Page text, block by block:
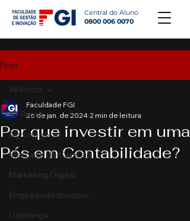
Central do Aluno
0800 006 0070
Post
All Posts
Agronegócio
Mercado de Capitais
Marketing Digital
Empreendedorismo
Liderança
All Posts
Por que investir em uma
Pós em Contabilidade?
Faculdade FGI
26 de jan. de 2024 2 min de leitura